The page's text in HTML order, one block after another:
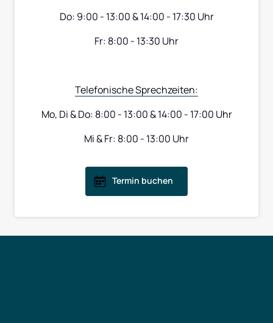
Do: 9:00 - 13:00 & 14:00 - 17:30 Uhr
Fr: 8:00 - 13:30 Uhr
Telefonische Sprechzeiten:
Mo, Di & Do: 8:00 - 13:00 & 14:00 - 17:00 Uhr
Mi & Fr: 8:00 - 13:00 Uhr
Termin buchen